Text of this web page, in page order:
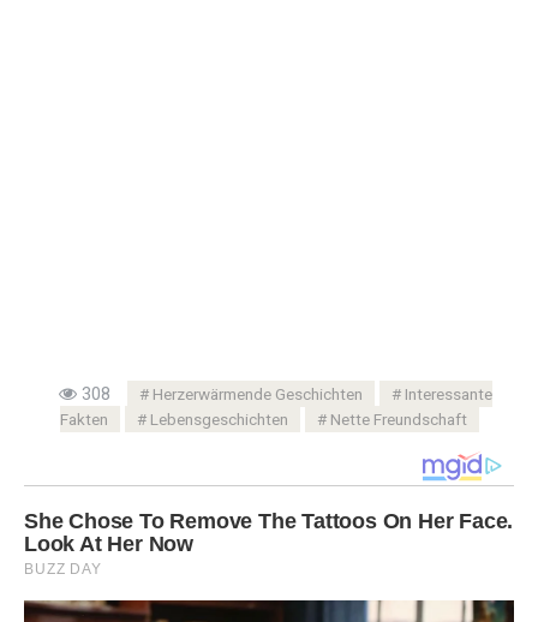
308 Herzerwärmende Geschichten
Interessante
Fakten
Lebensgeschichten Nette Freundschaft